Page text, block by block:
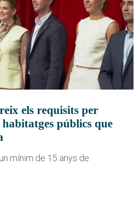
els requisits per
públics que
mínim de 15 anys de